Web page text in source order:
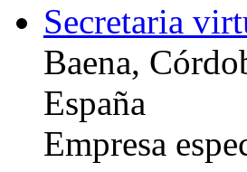
Secretaria
Baena,
España
Empresa